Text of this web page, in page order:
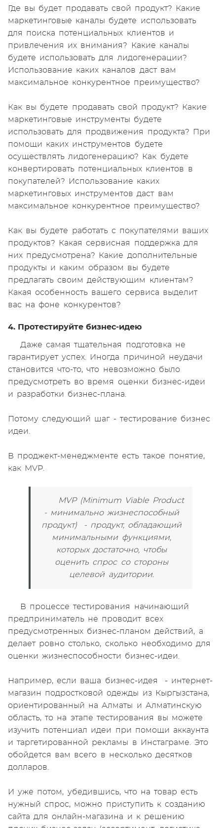
Где вы будет продавать свой продукт? Какие
маркетинговые каналы будете использовать
для поиска потенциальных клиентов и
привлечения их внимания? Какие каналы
будете использовать для лидогенерации?
Использование каких каналов даст вам
максимальное конкурентное преимущество?
Как вы будете продавать свой продукт? Какие
маркетинговые инструменты будете
использовать для продвижения продукта? При
помощи каких инструментов будете
осуществлять лидогенерацию? Как будете
конвертировать потенциальных клиентов в
покупателей? Использование каких
маркетинговых инструментов даст вам
максимальное конкурентное преимущество?
Как вы будете работать с покупателями ваших
продуктов? Какая сервисная поддержка для
них предусмотрена? Какие дополнительные
продукты и каким образом вы будете
предлагать своим действующим клиентам?
Какая особенность вашего сервиса выделит
вас на фоне конкурентов?
4. Протестируйте бизнес-идею
Даже самая тщательная подготовка не
гарантирует успех. Иногда причиной неудачи
становится что-то, что невозможно было
предусмотреть во время оценки бизнес-идеи
и разработки бизнес-плана.
Потому следующий шаг - тестирование бизнес
идеи.
В проджект-менеджменте есть такое понятие,
как MVP.
MVP (Minimum Viable Product
- минимально жизнеспособный
продукт) - продукт, обладающий
минимальными функциями,
которых достаточно, чтобы
оценить спрос со стороны
целевой аудитории.
В процессе тестирования начинающий
предприниматель не проводит всех
предусмотренных бизнес-планом действий, а
делает ровно столько, сколько необходимо для
оценки жизнеспособности бизнес-идеи.
Например, если ваша бизнес-идея - интернет-
магазин подростковой одежды из Кыргызстана,
ориентированный на Алматы и Алматинскую
область, то на этапе тестирования вы можете
изучить потенциал идеи при помощи аккаунта
и таргетированной рекламы в Инстаграме. Это
обойдется вам всего в несколько десятков
долларов.
И уже потом, убедившись, что на товар есть
нужный спрос, можно приступить к созданию
сайта для онлайн-магазина и к решению